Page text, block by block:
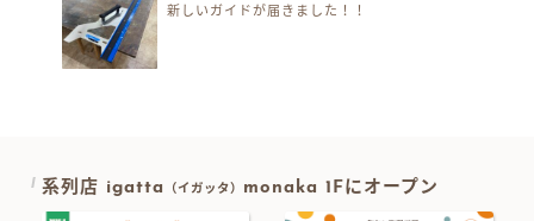
新しいガイドが届きました！！
系列店 igatta （イガッタ） monaka 1Fにオープン